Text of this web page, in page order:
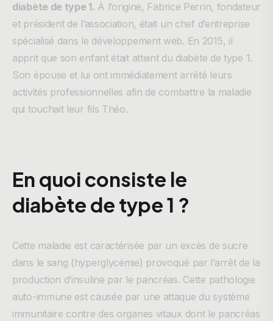
diabète de type 1. À l’origine, Fabrice Perrin, fondateur
et président de l’association, était un chef d’entreprise
spécialisé dans le développement web. En 2015, il
apprit que son enfant était atteint du diabète de type 1.
Son épouse et lui ont immédiatement arrêté leurs
activités professionnelles afin de combattre la maladie
qui touchait leur fils Théo.
En quoi consiste le
diabète de type 1 ?
Cette maladie est caractérisée par un excès de sucre
dans le sang (hyperglycémie) provoqué par l’arrêt de la
production d’insuline par le pancréas. Cette pathologie
auto-immune est causée par une attaque du système
immunitaire contre des organes vitaux dont le pancréas